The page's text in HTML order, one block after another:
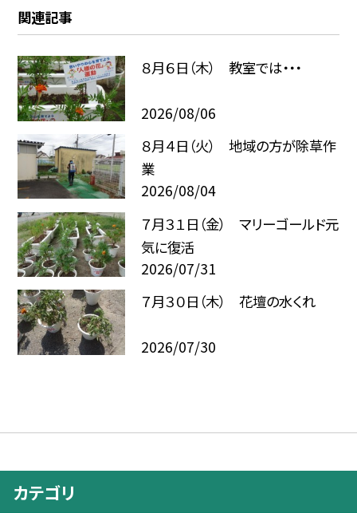
関連記事
８月６日（木） 教室では・・・
2026/08/06
８月４日（火） 地域の方が除草作
業
2026/08/04
７月３１日（金） マリーゴールド元
気に復活
2026/07/31
７月３０日（木） 花壇の水くれ
2026/07/30
カテゴリ